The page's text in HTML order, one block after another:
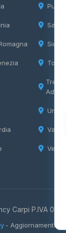
Puglia
Sicilia
Adige
Umbria
Valle
Veneto
Carpi P.IVA
- Aggiornamento